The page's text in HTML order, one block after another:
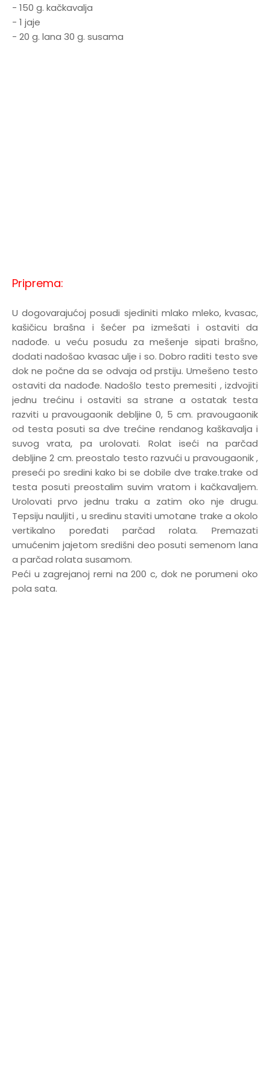
- 150 g. kačkavalja
- 1 jaje
- 20 g. lana 30 g. susama
Priprema:
U dogovarajućoj posudi sjediniti mlako mleko, kvasac,
kašičicu brašna i šećer pa izmešati i ostaviti da
nadođe. u veću posudu za mešenje sipati brašno,
dodati nadošao kvasac ulje i so. Dobro raditi testo sve
dok ne počne da se odvaja od prstiju. Umešeno testo
ostaviti da nadođe. Nadošlo testo premesiti , izdvojiti
jednu trećinu i ostaviti sa strane a ostatak testa
razviti u pravougaonik debljine 0, 5 cm. pravougaonik
od testa posuti sa dve trećine rendanog kaškavalja i
suvog vrata, pa urolovati. Rolat iseći na parčad
debljine 2 cm. preostalo testo razvući u pravougaonik ,
preseći po sredini kako bi se dobile dve trake.trake od
testa posuti preostalim suvim vratom i kačkavaljem.
Urolovati prvo jednu traku a zatim oko nje drugu.
Tepsiju nauljiti , u sredinu staviti umotane trake a okolo
vertikalno poređati parčad rolata. Premazati
umućenim jajetom središni deo posuti semenom lana
a parčad rolata susamom.
Peći u zagrejanoj rerni na 200 c, dok ne porumeni oko
pola sata.